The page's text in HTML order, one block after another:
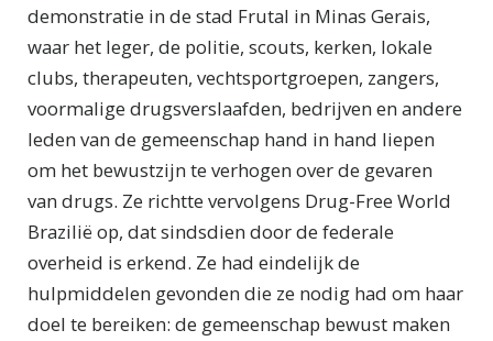
demonstratie in de stad Frutal in Minas Gerais,
waar het leger, de politie, scouts, kerken, lokale
clubs, therapeuten, vechtsportgroepen, zangers,
voormalige drugsverslaafden, bedrijven en andere
leden van de gemeenschap hand in hand liepen
om het bewustzijn te verhogen over de gevaren
van drugs. Ze richtte vervolgens Drug-Free World
Brazilië op, dat sindsdien door de federale
overheid is erkend. Ze had eindelijk de
hulpmiddelen gevonden die ze nodig had om haar
doel te bereiken: de gemeenschap bewust maken